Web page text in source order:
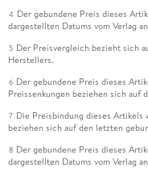
4 Der gebundene Preis dieses
dargestellten Datums vom Verlag
5 Der Preisvergleich bezieht sich
Herstellers.
6 Der gebundene Preis dieses
Preissenkungen beziehen sich auf
7 Die Preisbindung dieses Artikels
beziehen sich auf den letzten
8 Der gebundene Preis dieses
dargestellten Datums vom Verlag